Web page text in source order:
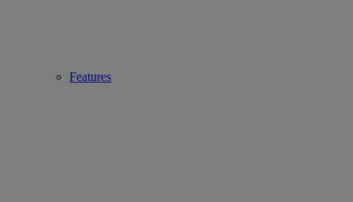
Features